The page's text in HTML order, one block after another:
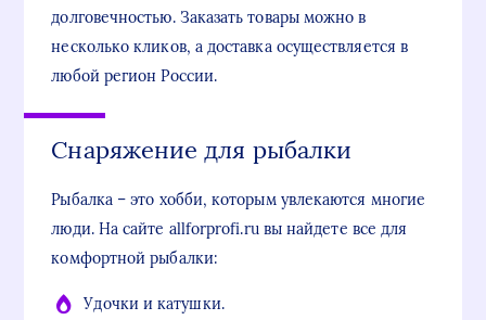
долговечностью. Заказать товары можно в
несколько кликов, а доставка осуществляется в
любой регион России.
Снаряжение для рыбалки
Рыбалка – это хобби, которым увлекаются многие
люди. На сайте allforprofi.ru вы найдете все для
комфортной рыбалки:
Удочки и катушки.